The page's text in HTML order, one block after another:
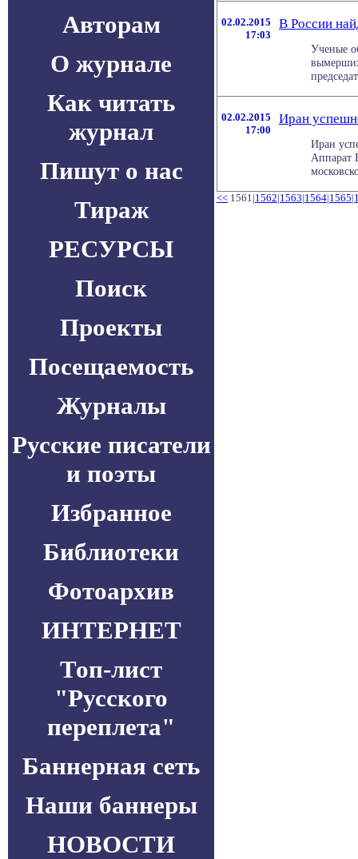
Авторам
О журнале
Как читать
журнал
Пишут о нас
Тираж
РЕСУРСЫ
Поиск
Проекты
Посещаемость
Журналы
Русские писатели
и поэты
Избранное
Библиотеки
Фотоархив
ИНТЕРНЕТ
Топ-лист
"Русского
переплета"
Баннерная сеть
Наши баннеры
НОВОСТИ
02.02.2015
17:03
В России
Ученые
02.02.2015
17:00
Иран
Иран
Аппарат
<< 1561|1562|1563|1564|1565|